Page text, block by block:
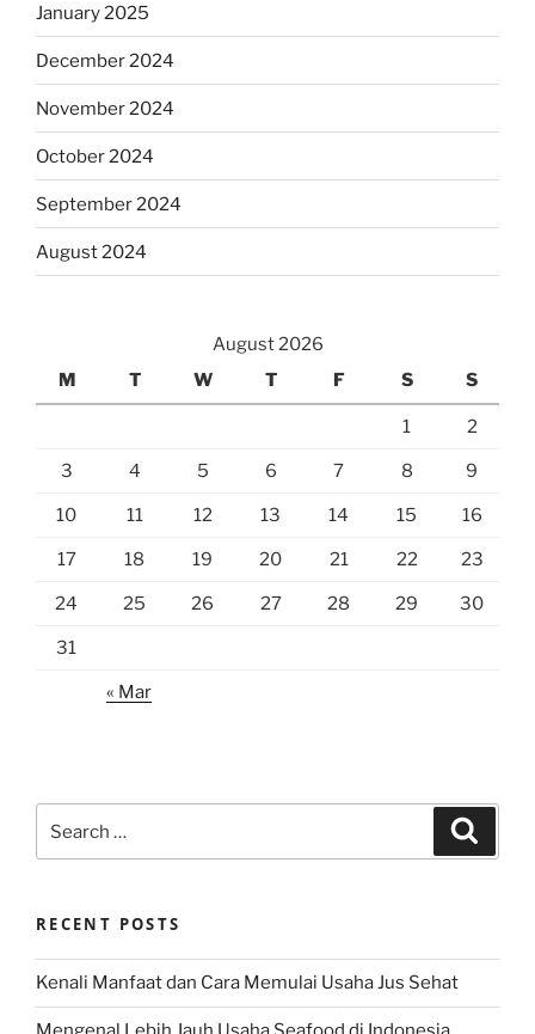
January 2025
December 2024
November 2024
October 2024
September 2024
August 2024
August 2026
M
T W T F S S
1 2
3 4 5 6 7 8 9
10 11 12 13 14 15 16
17 18 19 20 21 22 23
24 25 26 27 28 29 30
31
« Mar
for:
RECENT POSTS
Kenali Manfaat dan Cara Memulai Usaha Jus Sehat